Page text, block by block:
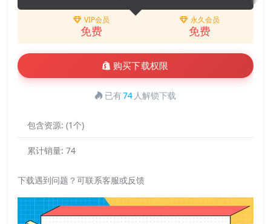
VIP会员
免费
永久会员
免费
购买下载权限
已有74 人解锁下载
包含资源: (1个)
累计销量: 74
下载遇到问题？可联系客服或反馈